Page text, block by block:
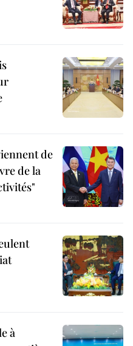
de
de la
à